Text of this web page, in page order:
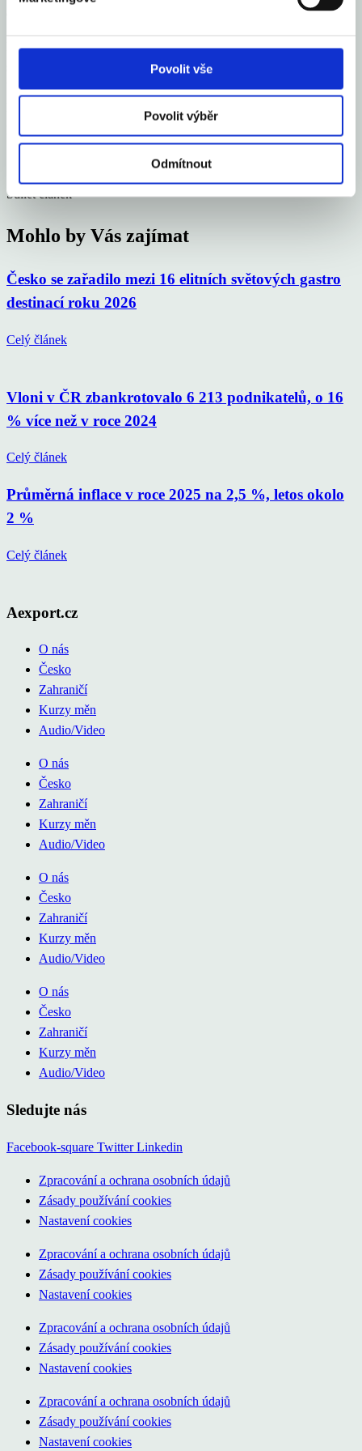
Povolit vše
Povolit výběr
Odmítnout
Postupně se zvyšuje podíl bankrotů podnikatelů, kteří působí na trhu
spíše kratší dobu. Mezi rokem 2021 a 2025 se na celkovém počtu
bankrotů zvýšil podíl těch, kteří na trh vstoupili před méně než šesti
lety, a to z 10 % na 28 %. Téměř polovina všech letošních bankrotů
podnikatelů připadla na ty, kteří jsou na trhu méně než 10 let.
Sdílet článek
Mohlo by Vás zajímat
Česko se zařadilo mezi 16 elitních světových gastro
destinací roku 2026
Celý článek
Vloni v ČR zbankrotovalo 6 213 podnikatelů, o 16
% více než v roce 2024
Celý článek
Průměrná inflace v roce 2025 na 2,5 %, letos okolo
2 %
Celý článek
Aexport.cz
O nás
Česko
Zahraničí
Kurzy měn
Audio/Video
O nás
Česko
Zahraničí
Kurzy měn
Audio/Video
O nás
Česko
Zahraničí
Kurzy měn
Audio/Video
O nás
Česko
Zahraničí
Kurzy měn
Audio/Video
Sledujte nás
Facebook-square Twitter Linkedin
Zpracování a ochrana osobních údajů
Zásady používání cookies
Nastavení cookies
Zpracování a ochrana osobních údajů
Zásady používání cookies
Nastavení cookies
Zpracování a ochrana osobních údajů
Zásady používání cookies
Nastavení cookies
Zpracování a ochrana osobních údajů
Zásady používání cookies
Nastavení cookies